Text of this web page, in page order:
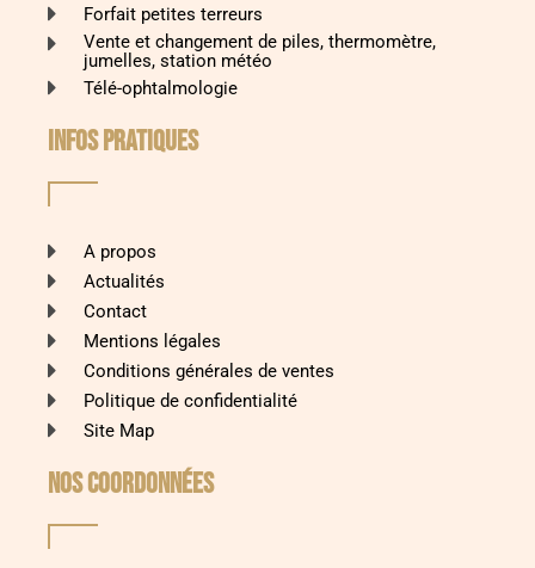
Forfait petites terreurs
Vente et changement de piles, thermomètre,
jumelles, station météo
Télé-ophtalmologie
INFOS PRATIQUES
A propos
Actualités
Contact
Mentions légales
Conditions générales de ventes
Politique de confidentialité
Site Map
Nos coordonnées